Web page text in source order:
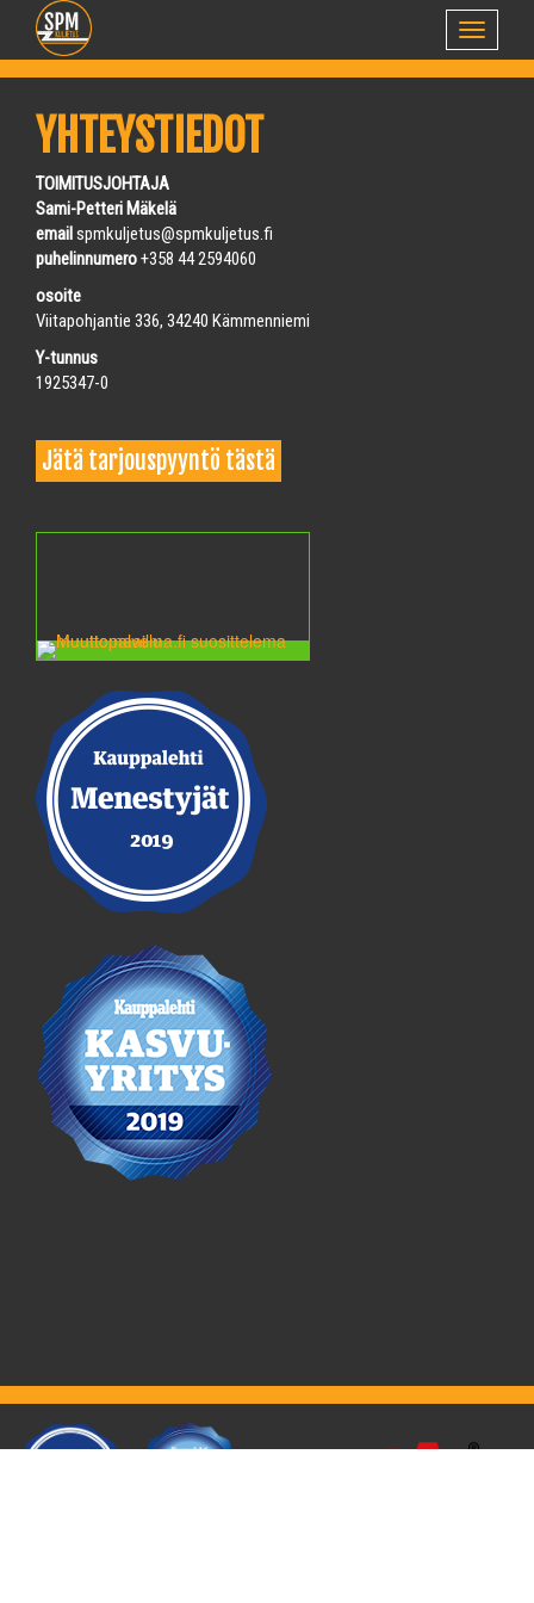
Toggle
YHTEYSTIEDOT
TOIMITUSJOHTAJA
Sami-Petteri Mäkelä
emailspmkuljetus@spmkuljetus.fi
puhelinnumero+358 44 2594060
osoite
Viitapohjantie 336, 34240 Kämmenniemi
Y-tunnus
1925347-0
Jätä tarjouspyyntö tästä